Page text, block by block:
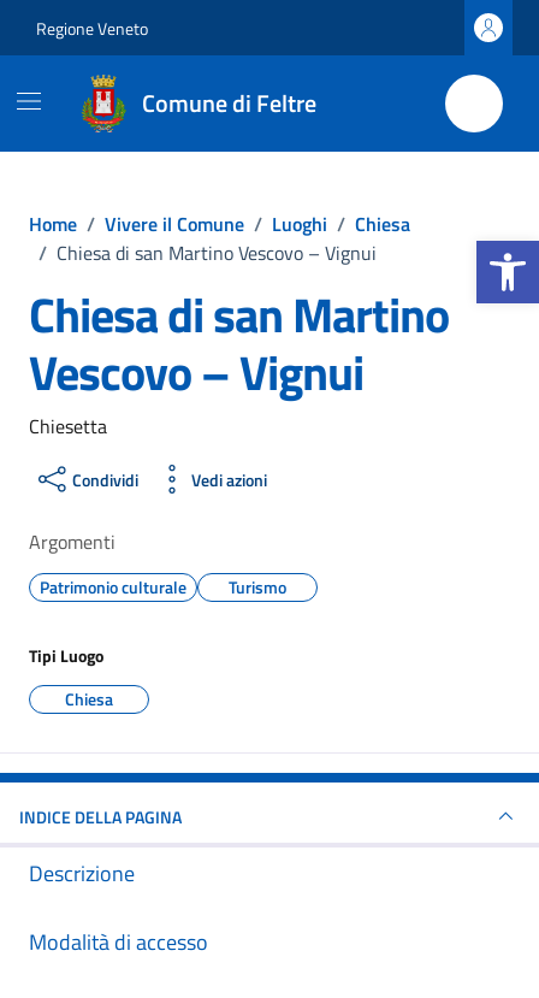
Apri la
Regione Veneto
Comune di Feltre
Home / Vivere il Comune / Luoghi / Chiesa
/ Chiesa di san Martino Vescovo – Vignui
Chiesa di san Martino
Vescovo – Vignui
Chiesetta
Condividi Vedi azioni
Argomenti
Patrimonio culturale Turismo
Tipi Luogo
Chiesa
INDICE DELLA PAGINA
Descrizione
Modalità di accesso